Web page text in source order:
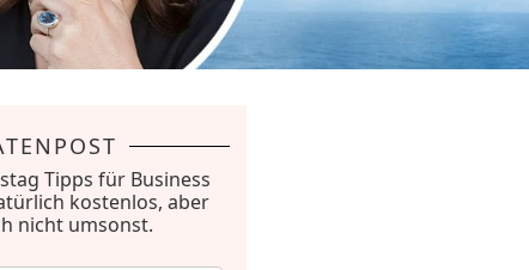
Tipps für Business
kostenlos, aber
nicht umsonst.